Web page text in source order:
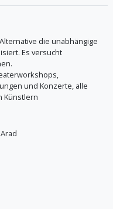
die unabhängige
Es versucht
und Konzerte, alle
Künstlern